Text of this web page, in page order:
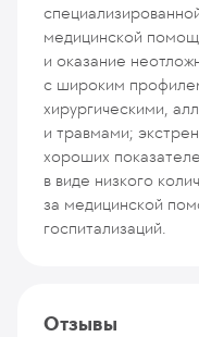
медицинской
и оказание
с широким
хирургическими,
и травмами;
хороших
в виде низкого
за медицинской
госпитализаций.
Отзывы